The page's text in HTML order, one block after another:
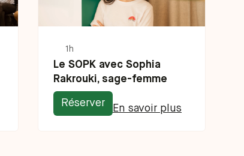
1h
Le SOPK avec Sophia
Rakrouki, sage-femme
Réserver En savoir plus